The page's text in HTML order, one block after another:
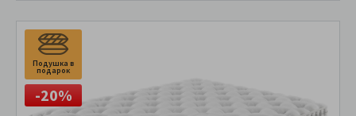
Подушка в
подарок
-20%